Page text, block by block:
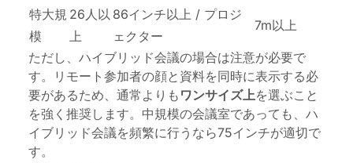
特大規
模
26人以
上
86インチ以上 / プロジ
ェクター
7m以上
ただし、ハイブリッド会議の場合は注意が必要で
す。リモート参加者の顔と資料を同時に表示する必
要があるため、通常よりも ワンサイズ上を選ぶこと
を強く推奨します。中規模の会議室であっても、ハ
イブリッド会議を頻繁に行うなら75インチが適切で
す。